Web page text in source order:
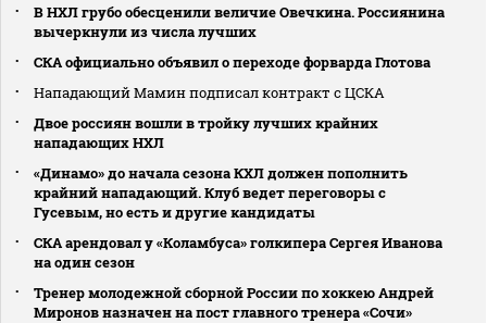
В НХЛ грубо обесценили величие Овечкина. Россиянина
вычеркнули из числа лучших
СКА официально объявил о переходе форварда Глотова
Нападающий Мамин подписал контракт с ЦСКА
Двое россиян вошли в тройку лучших крайних
нападающих НХЛ
«Динамо» до начала сезона КХЛ должен пополнить
крайний нападающий. Клуб ведет переговоры с
Гусевым, но есть и другие кандидаты
СКА арендовал у «Коламбуса» голкипера Сергея Иванова
на один сезон
Тренер молодежной сборной России по хоккею Андрей
Миронов назначен на пост главного тренера «Сочи»